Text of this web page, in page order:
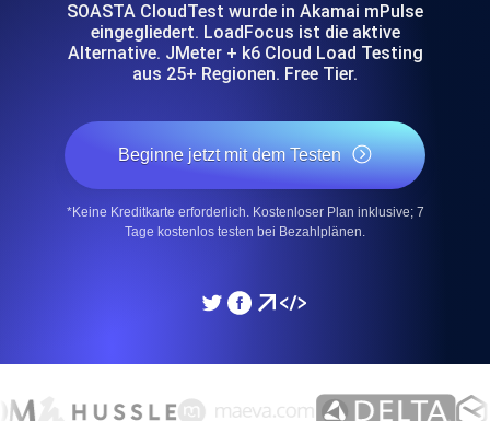
SOASTA CloudTest wurde in Akamai mPulse
eingegliedert. LoadFocus ist die aktive
Alternative. JMeter + k6 Cloud Load Testing
aus 25+ Regionen. Free Tier.
Beginne jetzt mit dem Testen
*Keine Kreditkarte erforderlich. Kostenloser Plan inklusive; 7
Tage kostenlos testen bei Bezahlplänen.